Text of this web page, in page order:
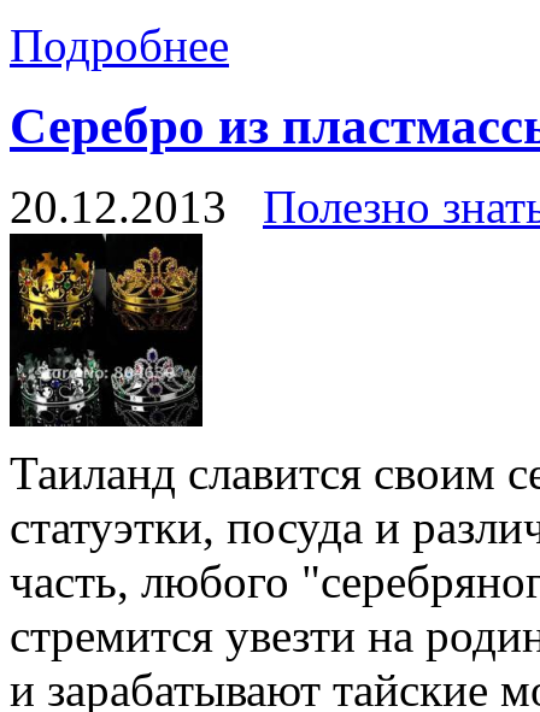
Подробнее
Серебро из
20.12.2013 Полезно
Таиланд славится своим
статуэтки, посуда и
часть, любого
стремится увезти на
и зарабатывают тайские